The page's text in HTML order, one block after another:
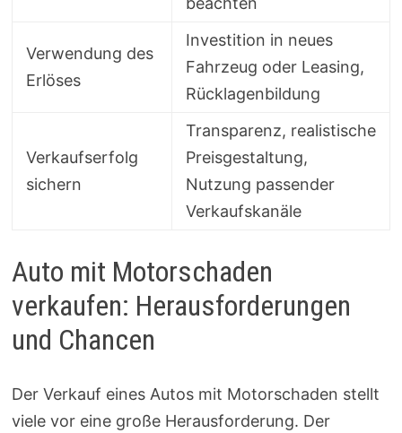
Verwendung des
Erlöses
Investition in neues
Fahrzeug oder Leasing,
Rücklagenbildung
Verkaufserfolg
sichern
Transparenz, realistische
Preisgestaltung,
Nutzung passender
Verkaufskanäle
Auto mit Motorschaden
verkaufen: Herausforderungen
und Chancen
Der Verkauf eines Autos mit Motorschaden stellt
viele vor eine große Herausforderung. Der